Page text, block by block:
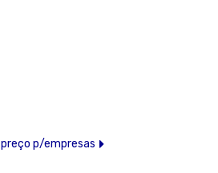
preço p/empresas